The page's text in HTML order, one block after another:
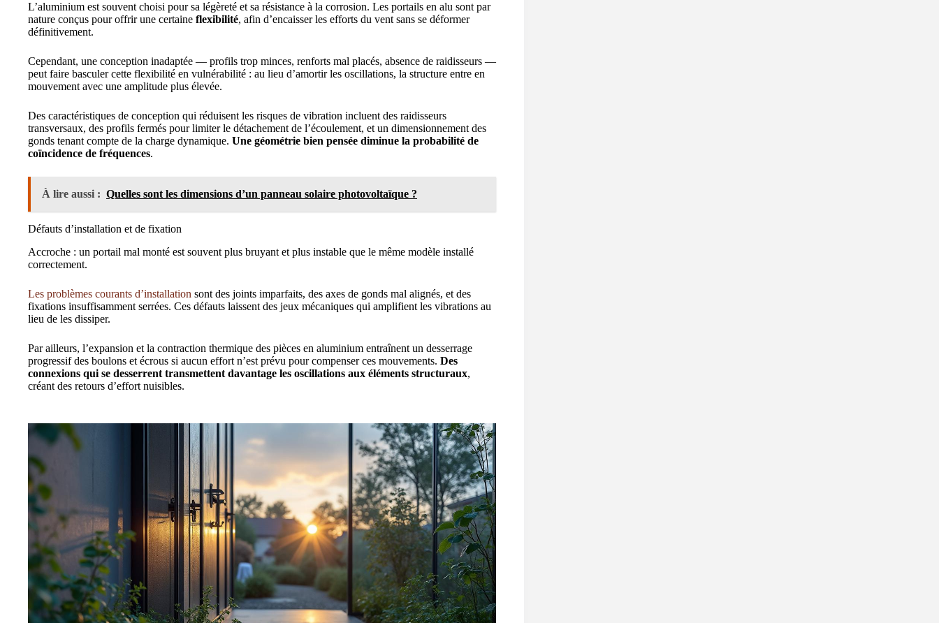
L’aluminium est souvent choisi pour sa légèreté et sa résistance à la corrosion. Les portails en alu sont par
nature conçus pour offrir une certaine flexibilité, afin d’encaisser les efforts du vent sans se déformer
définitivement.
Cependant, une conception inadaptée — profils trop minces, renforts mal placés, absence de raidisseurs —
peut faire basculer cette flexibilité en vulnérabilité : au lieu d’amortir les oscillations, la structure entre en
mouvement avec une amplitude plus élevée.
Des caractéristiques de conception qui réduisent les risques de vibration incluent des raidisseurs
transversaux, des profils fermés pour limiter le détachement de l’écoulement, et un dimensionnement des
gonds tenant compte de la charge dynamique. Une géométrie bien pensée diminue la probabilité de
coïncidence de fréquences.
À lire aussi : Quelles sont les dimensions d’un panneau solaire photovoltaïque ?
Défauts d’installation et de fixation
Accroche : un portail mal monté est souvent plus bruyant et plus instable que le même modèle installé
correctement.
Les problèmes courants d’installation sont des joints imparfaits, des axes de gonds mal alignés, et des
fixations insuffisamment serrées. Ces défauts laissent des jeux mécaniques qui amplifient les vibrations au
lieu de les dissiper.
Par ailleurs, l’expansion et la contraction thermique des pièces en aluminium entraînent un desserrage
progressif des boulons et écrous si aucun effort n’est prévu pour compenser ces mouvements. Des
connexions qui se desserrent transmettent davantage les oscillations aux éléments structuraux,
créant des retours d’effort nuisibles.